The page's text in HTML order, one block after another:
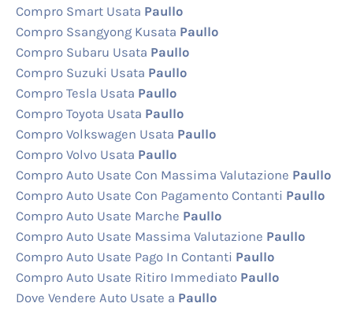
Compro Smart Usata Paullo
Compro Ssangyong Kusata Paullo
Compro Subaru Usata Paullo
Compro Suzuki Usata Paullo
Compro Tesla Usata Paullo
Compro Toyota Usata Paullo
Compro Volkswagen Usata Paullo
Compro Volvo Usata Paullo
Compro Auto Usate Con Massima Valutazione Paullo
Compro Auto Usate Con Pagamento Contanti Paullo
Compro Auto Usate Marche Paullo
Compro Auto Usate Massima Valutazione Paullo
Compro Auto Usate Pago In Contanti Paullo
Compro Auto Usate Ritiro ImmediatoPaullo
Dove Vendere Auto Usate a Paullo